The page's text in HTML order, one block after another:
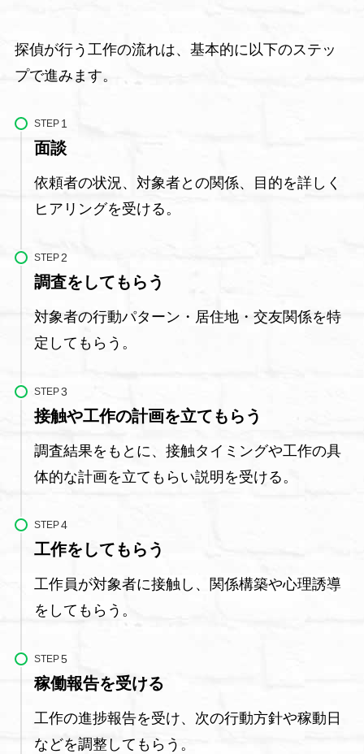
探偵が行う工作の流れは、基本的に以下のステッ
プで進みます。
STEP
面談
依頼者の状況、対象者との関係、目的を詳しく
ヒアリングを受ける。
STEP
調査をしてもらう
対象者の行動パターン・居住地・交友関係を特
定してもらう。
STEP
接触や工作の計画を立てもらう
調査結果をもとに、接触タイミングや工作の具
体的な計画を立てもらい説明を受ける。
STEP
工作をしてもらう
工作員が対象者に接触し、関係構築や心理誘導
をしてもらう。
STEP
稼働報告を受ける
工作の進捗報告を受け、次の行動方針や稼動日
などを調整してもらう。